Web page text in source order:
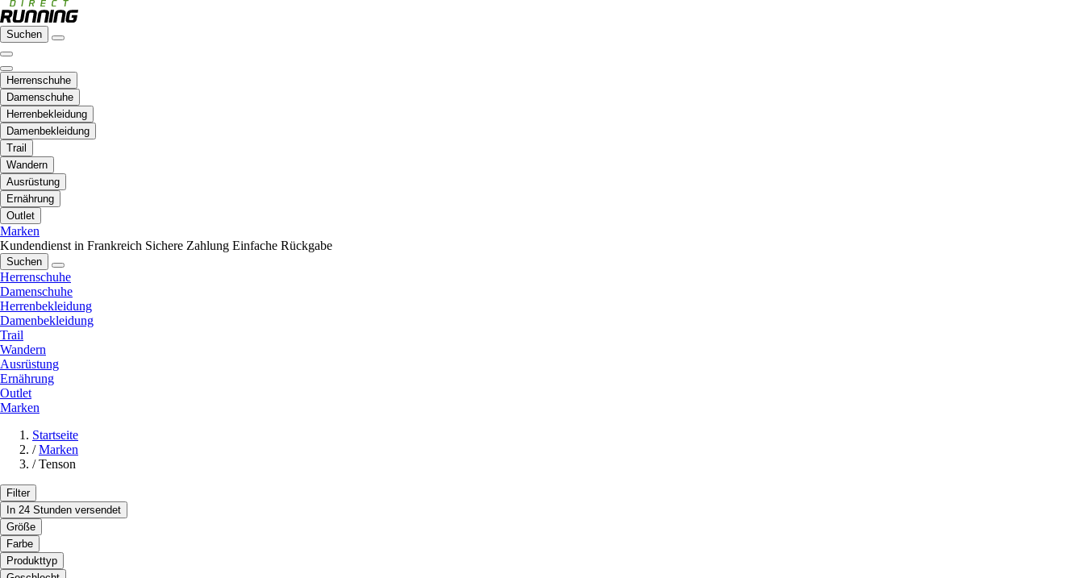
Suchen
Herrenschuhe
Damenschuhe
Herrenbekleidung
Damenbekleidung
Trail
Wandern
Ausrüstung
Ernährung
Outlet
Marken
Kundendienst in Frankreich Sichere Zahlung Einfache Rückgabe
Suchen
Herrenschuhe
Damenschuhe
Herrenbekleidung
Damenbekleidung
Trail
Wandern
Ausrüstung
Ernährung
Outlet
Marken
Startseite
/ Marken
/ Tenson
Filter
In 24 Stunden versendet
Größe
Farbe
Produkttyp